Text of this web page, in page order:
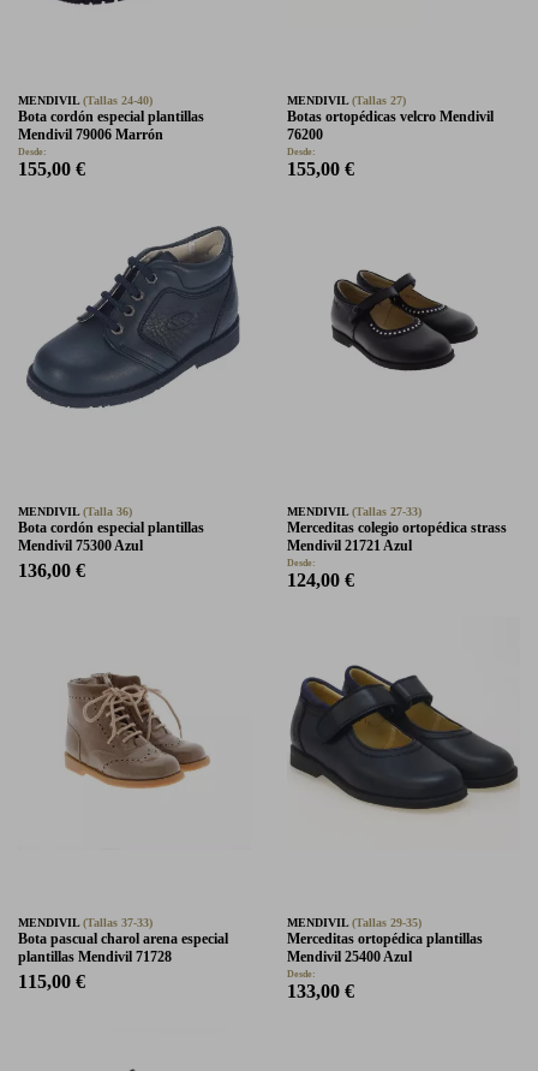
MENDIVIL(Tallas 24-40)
Bota cordón especial plantillas
Mendivil 79006 Marrón
Desde:
155,00 €
MENDIVIL(Tallas 27)
Botas ortopédicas velcro Mendivil
76200
Desde:
155,00 €
MENDIVIL(Talla 36)
Bota cordón especial plantillas
Mendivil 75300 Azul
136,00 €
MENDIVIL(Tallas 27-33)
Merceditas colegio ortopédica strass
Mendivil 21721 Azul
Desde:
124,00 €
MENDIVIL(Tallas 37-33)
Bota pascual charol arena especial
plantillas Mendivil 71728
115,00 €
MENDIVIL(Tallas 29-35)
Merceditas ortopédica plantillas
Mendivil 25400 Azul
Desde:
133,00 €